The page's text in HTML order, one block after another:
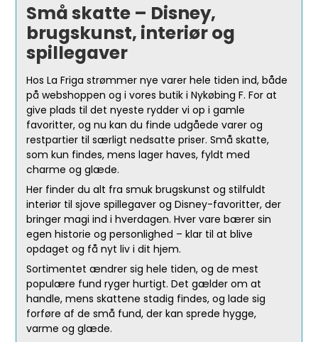
Små skatte – Disney,
brugskunst, interiør og
spillegaver
Hos La Friga strømmer nye varer hele tiden ind, både
på webshoppen og i vores butik i Nykøbing F. For at
give plads til det nyeste rydder vi op i gamle
favoritter, og nu kan du finde udgåede varer og
restpartier til særligt nedsatte priser. Små skatte,
som kun findes, mens lager haves, fyldt med
charme og glæde.
Her finder du alt fra smuk brugskunst og stilfuldt
interiør til sjove spillegaver og Disney-favoritter, der
bringer magi ind i hverdagen. Hver vare bærer sin
egen historie og personlighed – klar til at blive
opdaget og få nyt liv i dit hjem.
Sortimentet ændrer sig hele tiden, og de mest
populære fund ryger hurtigt. Det gælder om at
handle, mens skattene stadig findes, og lade sig
forføre af de små fund, der kan sprede hygge,
varme og glæde.